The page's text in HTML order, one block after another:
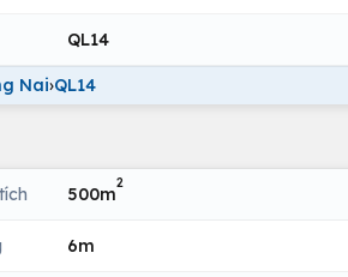
QL14
Nai›QL14
500m
2
6m